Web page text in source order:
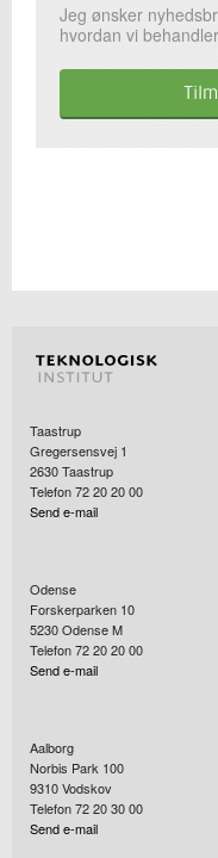
Jeg ønsker
hvordan vi behandler
Taastrup
Gregersensvej 1
2630Taastrup
Telefon 72 20 20 00
Send e-mail
Odense
Forskerparken 10
5230Odense M
Telefon 72 20 20 00
Send e-mail
Aalborg
Norbis Park 100
9310Vodskov
Telefon 72 20 30 00
Send e-mail